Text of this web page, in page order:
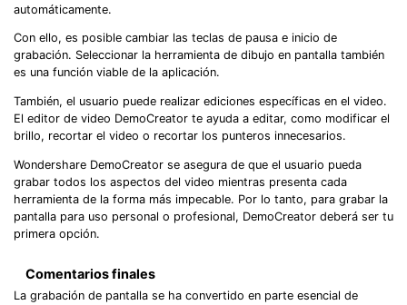
automáticamente.
Con ello, es posible cambiar las teclas de pausa e inicio de
grabación. Seleccionar la herramienta de dibujo en pantalla también
es una función viable de la aplicación.
También, el usuario puede realizar ediciones específicas en el video.
El editor de video DemoCreator te ayuda a editar, como modificar el
brillo, recortar el video o recortar los punteros innecesarios.
Wondershare DemoCreator se asegura de que el usuario pueda
grabar todos los aspectos del video mientras presenta cada
herramienta de la forma más impecable. Por lo tanto, para grabar la
pantalla para uso personal o profesional, DemoCreator deberá ser tu
primera opción.
Comentarios finales
La grabación de pantalla se ha convertido en parte esencial de